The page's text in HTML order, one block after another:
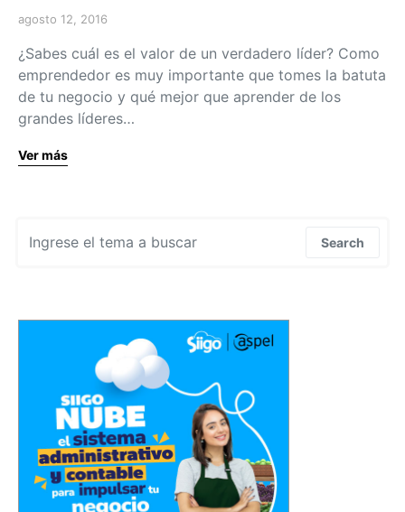
agosto 12, 2016
¿Sabes cuál es el valor de un verdadero líder? Como
emprendedor es muy importante que tomes la batuta
de tu negocio y qué mejor que aprender de los
grandes líderes…
Ver más
Search